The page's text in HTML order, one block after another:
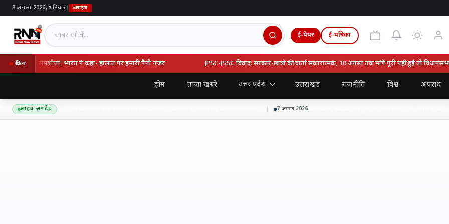
8 अगस्त 2026, शनिवार| लाइव
ई-पेपर ई-पत्रिका
ब्रेकिंग
का रक्षा समझौता, भारत ने कहा- हालात पर हमारी पैनी नजर JPSC-JSSC विवाद: सरकार-छात्रों की वार्ता सकारात्मक, 10 अगस्त तक मांगें पूरी नहीं हुईं तो विधानसभा
होम ताज़ा खबरें उत्तर प्रदेश उत्तराखंड राजनीति विश्व अपराध
लाइव अपडेट
धाम के लिए शिव शक्ति कांवरिया सेवा समिति का जत्था रवाना, ग्रामीणों ने तिलक कर दी भावभीनी विदाई 7 अगस्त 2026पाकिस्तान, सऊदी और तुर्की का रक्षा समझौता, भारत ने कहा-